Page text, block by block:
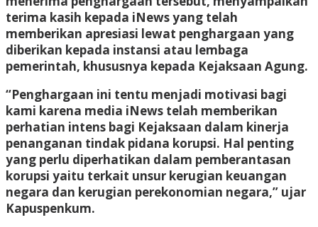
terima kasih kepada iNews yang telah
memberikan apresiasi lewat penghargaan yang
diberikan kepada instansi atau lembaga
pemerintah, khususnya kepada Kejaksaan Agung.
“Penghargaan ini tentu menjadi motivasi bagi
kami karena media iNews telah memberikan
perhatian intens bagi Kejaksaan dalam kinerja
penanganan tindak pidana korupsi. Hal penting
yang perlu diperhatikan dalam pemberantasan
korupsi yaitu terkait unsur kerugian keuangan
negara dan kerugian perekonomian negara,” ujar
Kapuspenkum.